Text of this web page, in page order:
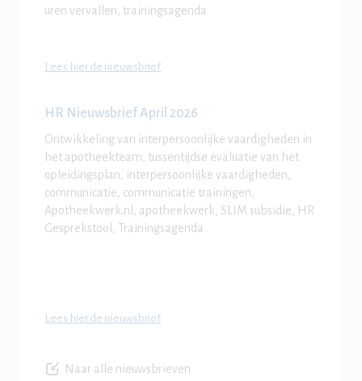
uren vervallen, trainingsagenda
Lees hier de nieuwsbrief
HR Nieuwsbrief April 2026
Ontwikkeling van interpersoonlijke vaardigheden in
het apotheekteam, tussentijdse evaluatie van het
opleidingsplan, interpersoonlijke vaardigheden,
communicatie, communicatie trainingen,
Apotheekwerk.nl, apotheekwerk, SLIM subsidie, HR
Gesprekstool, Trainingsagenda
Lees hier de nieuwsbrief
Naar alle nieuwsbrieven